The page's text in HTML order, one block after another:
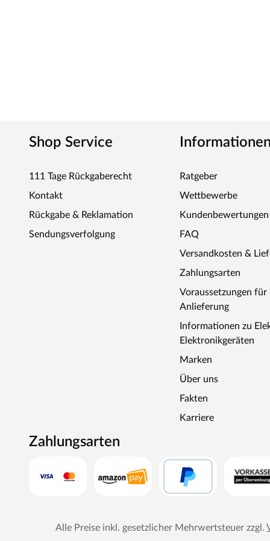
Shop Service
111 Tage Rückgaberecht
Kontakt
Rückgabe & Reklamation
Sendungsverfolgung
Informationen
Ratgeber
Wettbewerbe
Kundenbewertungen
FAQ
Versandkosten &
Zahlungsarten
Voraussetzungen für
Anlieferung
Informationen zu
Elektronikgeräten
Marken
Über uns
Fakten
Karriere
Zahlungsarten
Alle Preise inkl. gesetzlicher Mehrwertsteuer zzgl.